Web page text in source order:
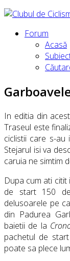
Forum
Acasă
In editia din
Traseul este
ciclistii care s-au
Stejarul isi va
caruia ne simtim
Dupa cum ati citit
de start 150
delusoarele pe
din Padurea
baietii de la
pachetul de
poate sa plece